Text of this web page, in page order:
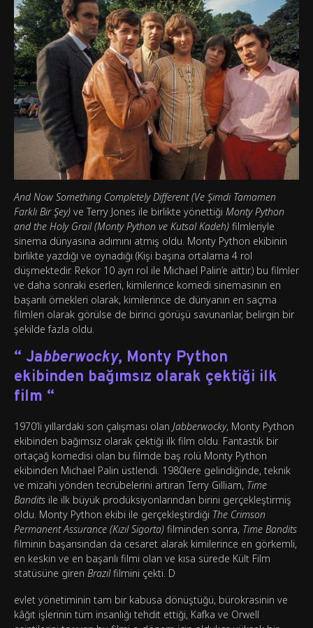
And Now Something Completely Different (Ve Şimdi Tamamen
Farklı Bir Şey) ve Terry Jones ile birlikte yönettiği Monty Python
and the Holy Grail (Monty Python ve Kutsal Kadeh) filmleriyle
sinema dünyasına adımını atmış oldu. Monty Python ekibinin
birlikte yazdığı ve oynadığı (Kişi başına ortalama 4 rol
düşmektedir. Rekor 10 ayrı rol ile Michael Palin’e aittir.) bu filmler
ve daha sonraki eserleri, kimilerince komedi sinemasının en
başarılı örnekleri olarak, kimilerince de dünyanın en saçma
filmleri olarak görülse de birinci görüşü savunanlar, belirgin bir
şekilde fazla oldu.
“ Jabberwocky, Monty Python
ekibinden bağımsız olarak çektiği ilk
film “
1970’li yıllardaki son çalışması olan Jabberwocky, Monty Python
ekibinden bağımsız olarak çektiği ilk film oldu. Fantastik bir
ortaçağ komedisi olan bu filmde baş rolü Monty Python
ekibinden Michael Palin üstlendi. 1980lere gelindiğinde, teknik
ve mizahi yönden tecrübelerini artıran Terry Gilliam, Time
Bandits ile ilk büyük prodüksiyonlarından birini gerçekleştirmiş
oldu. Monty Python ekibi ile gerçekleştirdiği The Crimson
Permanent Assurance (Kızıl Sigorta) filminden sonra, Time Bandits
filminin başarısından da cesaret alarak kimilerince en görkemli,
en keskin ve en başarılı filmi olan ve kısa sürede Kült Film
statüsüne giren Brazilfilmini çekti. D
evlet yönetiminin tam bir kabusa dönüştüğü, bürokrasinin ve
kâğıt işlerinin tüm insanlığı tehdit ettiği, Kafka ve Orwell